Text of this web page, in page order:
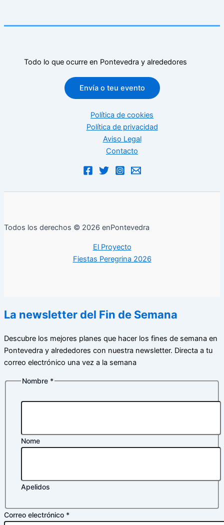
Todo lo que ocurre en Pontevedra y alrededores
Envía o teu evento
Política de cookies
Política de privacidad
Aviso Legal
Contacto
Todos los derechos © 2026 enPontevedra
El Proyecto
Fiestas Peregrina 2026
La newsletter del Fin de Semana
Descubre los mejores planes que hacer los fines de semana en
Pontevedra y alrededores con nuestra newsletter. Directa a tu
correo electrónico una vez a la semana
de
Correo
Nombre *
Nome
Apelidos
Correo electrónico *